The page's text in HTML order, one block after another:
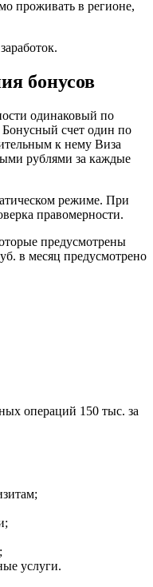
проживать в регионе,
бонусов
одинаковый по
счет один по
к нему Виза
рублями за каждые
режиме. При
правомерности.
предусмотрены
в месяц предусмотрено
операций 150 тыс. за
услуги.